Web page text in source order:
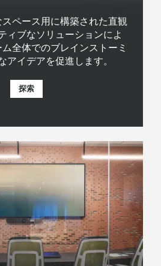
ペース用に構築された直観
ィブなソリューションによ
全体でのブレインストーミ
アイデアを促進します。
探索